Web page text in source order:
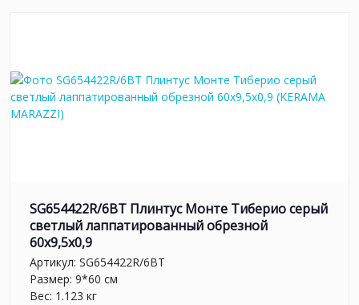
SG654422R/6BT Плинтус Монте Тиберио серый
светлый лаппатированный обрезной
60x9,5x0,9
Артикул: SG654422R/6BT
Размер: 9*60 см
Вес: 1.123 кг